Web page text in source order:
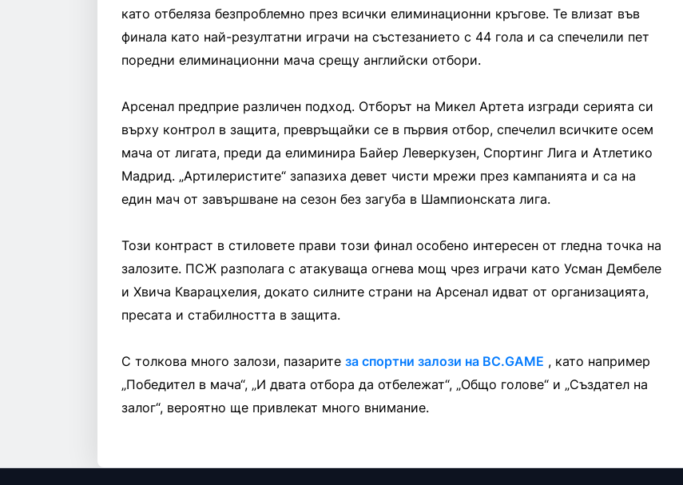
като отбеляза безпроблемно през всички елиминационни кръгове. Те влизат във
финала като най-резултатни играчи на състезанието с 44 гола и са спечелили пет
поредни елиминационни мача срещу английски отбори.
Арсенал предприе различен подход. Отборът на Микел Артета изгради серията си
върху контрол в защита, превръщайки се в първия отбор, спечелил всичките осем
мача от лигата, преди да елиминира Байер Леверкузен, Спортинг Лига и Атлетико
Мадрид. „Артилеристите“ запазиха девет чисти мрежи през кампанията и са на
един мач от завършване на сезон без загуба в Шампионската лига.
Този контраст в стиловете прави този финал особено интересен от гледна точка на
залозите. ПСЖ разполага с атакуваща огнева мощ чрез играчи като Усман Дембеле
и Хвича Кварацхелия, докато силните страни на Арсенал идват от организацията,
пресата и стабилността в защита.
С толкова много залози, пазарите за спортни залози на BC.GAME , като например
„Победител в мача“, „И двата отбора да отбележат“, „Общо голове“ и „Създател на
залог“, вероятно ще привлекат много внимание.